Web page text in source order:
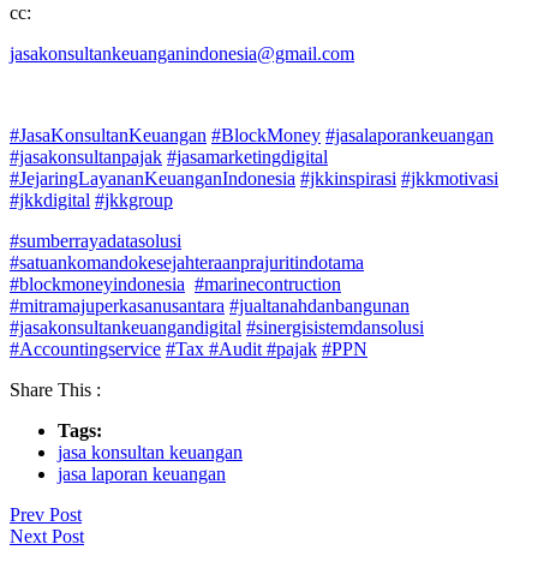
cc:
jasakonsultankeuanganindonesia@gmail.com
#JasaKonsultanKeuangan #BlockMoney #jasalaporankeuangan
#jasakonsultanpajak #jasamarketingdigital
#JejaringLayananKeuanganIndonesia #jkkinspirasi #jkkmotivasi
#jkkdigital #jkkgroup
#sumberrayadatasolusi
#satuankomandokesejahteraanprajuritindotama
#blockmoneyindonesia #marinecontruction
#mitramajuperkasanusantara #jualtanahdanbangunan
#jasakonsultankeuangandigital #sinergisistemdansolusi
#Accountingservice #Tax #Audit #pajak #PPN
Share This :
Tags:
jasa konsultan keuangan
jasa laporan keuangan
Prev Post
Next Post